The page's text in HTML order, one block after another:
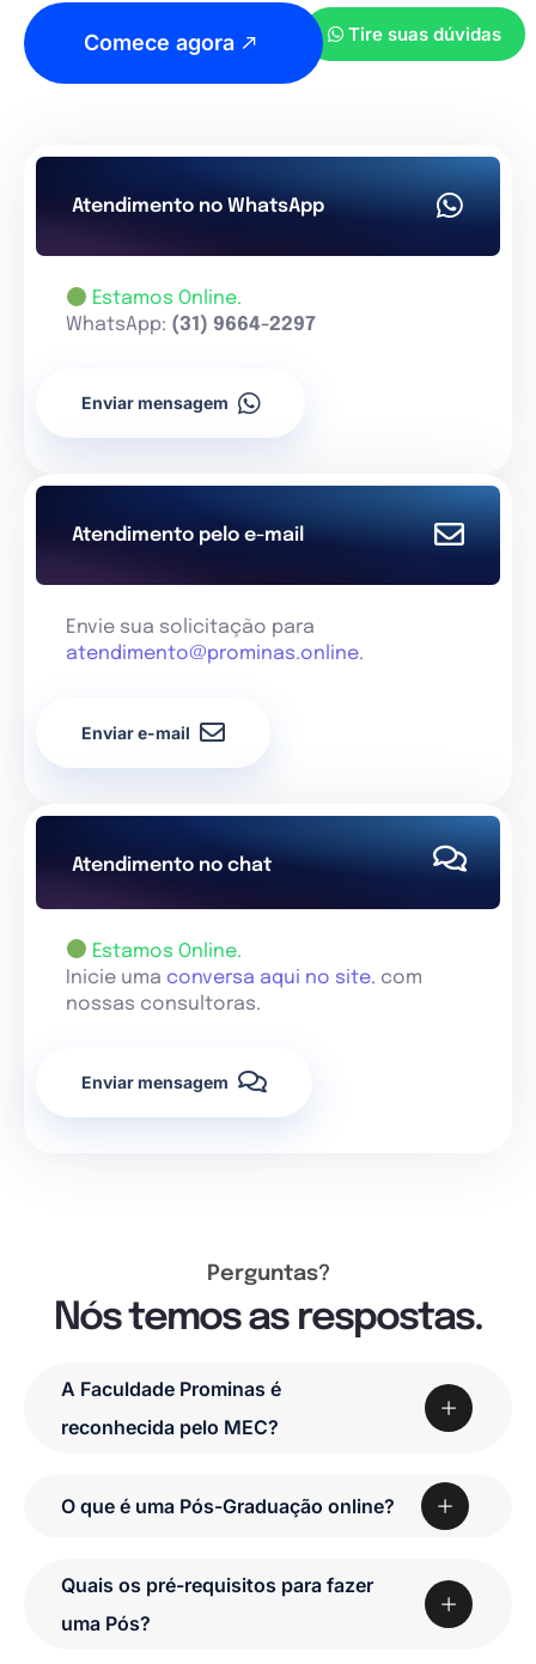
Comece agora Tire suas dúvidas
Atendimento no WhatsApp
Estamos Online.
WhatsApp: (31) 9664-2297
Enviar mensagem
Atendimento pelo e-mail
Envie sua solicitação para
atendimento@prominas.online.
Enviar e-mail
Atendimento no chat
Estamos Online.
Inicie uma conversa aqui no site. com
nossas consultoras.
Enviar mensagem
Perguntas?
Nós temos as respostas.
A Faculdade Prominas é
reconhecida pelo MEC?
O que é uma Pós-Graduação online?
Quais os pré-requisitos para fazer
uma Pós?